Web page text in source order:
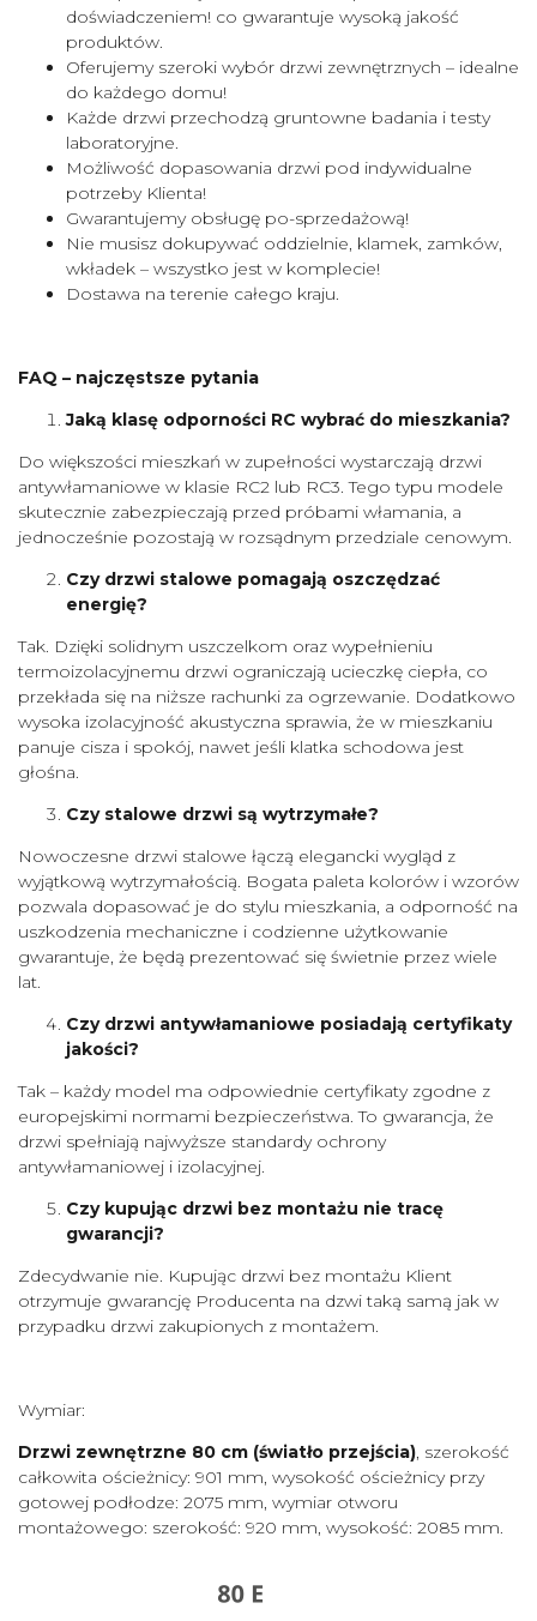
doświadczeniem! co gwarantuje wysoką jakość
produktów.
Oferujemy szeroki wybór drzwi zewnętrznych – idealne
do każdego domu!
Każde drzwi przechodzą gruntowne badania i testy
laboratoryjne.
Możliwość dopasowania drzwi pod indywidualne
potrzeby Klienta!
Gwarantujemy obsługę po-sprzedażową!
Nie musisz dokupywać oddzielnie, klamek, zamków,
wkładek – wszystko jest w komplecie!
Dostawa na terenie całego kraju.
FAQ – najczęstsze pytania
Jaką klasę odporności RC wybrać do mieszkania?
Do większości mieszkań w zupełności wystarczają drzwi
antywłamaniowe w klasie RC2 lub RC3. Tego typu modele
skutecznie zabezpieczają przed próbami włamania, a
jednocześnie pozostają w rozsądnym przedziale cenowym.
Czy drzwi stalowe pomagają oszczędzać
energię?
Tak. Dzięki solidnym uszczelkom oraz wypełnieniu
termoizolacyjnemu drzwi ograniczają ucieczkę ciepła, co
przekłada się na niższe rachunki za ogrzewanie. Dodatkowo
wysoka izolacyjność akustyczna sprawia, że w mieszkaniu
panuje cisza i spokój, nawet jeśli klatka schodowa jest
głośna.
Czy stalowe drzwi są wytrzymałe?
Nowoczesne drzwi stalowe łączą elegancki wygląd z
wyjątkową wytrzymałością. Bogata paleta kolorów i wzorów
pozwala dopasować je do stylu mieszkania, a odporność na
uszkodzenia mechaniczne i codzienne użytkowanie
gwarantuje, że będą prezentować się świetnie przez wiele
lat.
Czy drzwi antywłamaniowe posiadają certyfikaty
jakości?
Tak – każdy model ma odpowiednie certyfikaty zgodne z
europejskimi normami bezpieczeństwa. To gwarancja, że
drzwi spełniają najwyższe standardy ochrony
antywłamaniowej i izolacyjnej.
Czy kupując drzwi bez montażu nie tracę
gwarancji?
Zdecydwanie nie. Kupując drzwi bez montażu Klient
otrzymuje gwarancję Producenta na dzwi taką samą jak w
przypadku drzwi zakupionych z montażem.
Wymiar:
Drzwi zewnętrzne 80 cm (światło przejścia), szerokość
całkowita ościeżnicy: 901 mm, wysokość ościeżnicy przy
gotowej podłodze: 2075 mm, wymiar otworu
montażowego: szerokość: 920 mm, wysokość: 2085 mm.